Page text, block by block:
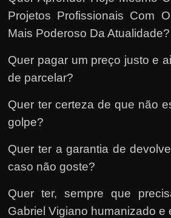
Projetos Profissionais Com
Mais Poderoso Da Atualidade?
Quer pagar um preço justo e
de parcelar?
Quer ter certeza de que não
golpe?
Quer ter a garantia de
caso não goste?
Quer ter, sempre que
Gabriel Vigiano humanizado e